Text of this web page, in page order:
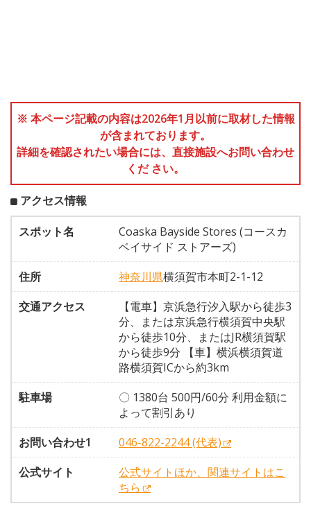
※ 本ページ記載の内容は2026年1月以前に取材した情報
が含まれております。
詳細を確認されたい場合には、直接施設へお問い合わせ
くだ さい。
アクセス情報
スポット名
Coaska Bayside Stores (コースカ
ベイサイド ストアーズ)
住所
神奈川県横須賀市本町2-1-12
交通アクセス
【電車】京浜急行汐入駅から徒歩3
分、または京浜急行横須賀中央駅
から徒歩10分、またはJR横須賀駅
から徒歩9分 【車】横浜横須賀道
路横須賀ICから約3km
駐車場
〇 1380台 500円/60分 利用金額に
よって割引あり
お問い合わせ1
046-822-2244 (代表)
公式サイト
公式サイトほか、関連サイトはこ
ちら